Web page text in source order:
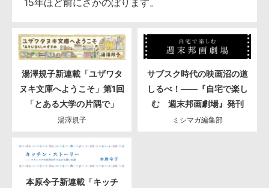
15年ほど前にさかのぼります。
湯澤規子新連載「ユザワタ
ヌキ文庫へようこそ」第1回
「とある大学の片隅で」
湯澤規子
サブスク時代の映画沼の道
しるべ！――『自宅で楽し
む 週末邦画劇場』発刊
ミシマガ編集部
本原令子新連載「キッチ